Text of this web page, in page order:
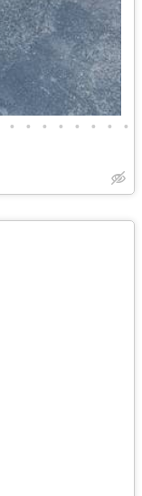
• • • • • • • •